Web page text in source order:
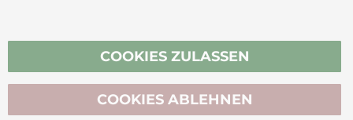
Vertrag widerrufen
BIO-ZERTIFIZIERT
COOKIES ZULASSEN
COOKIES ABLEHNEN